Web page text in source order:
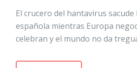
El crucero del hantavirus sacude
española mientras Europa
celebran y el mundo no da